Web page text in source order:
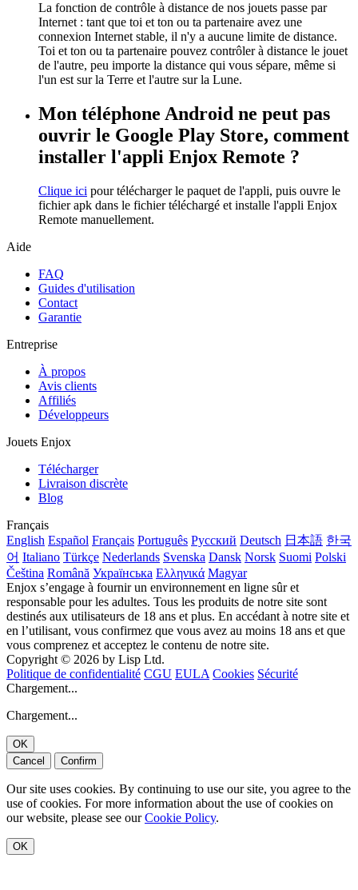
La fonction de contrôle à distance de nos jouets passe par
Internet : tant que toi et ton ou ta partenaire avez une
connexion Internet stable, il n'y a aucune limite de distance.
Toi et ton ou ta partenaire pouvez contrôler à distance le jouet
de l'autre, peu importe la distance qui vous sépare, même si
l'un est sur la Terre et l'autre sur la Lune.
Mon téléphone Android ne peut pas
ouvrir le Google Play Store, comment
installer l'appli Enjox Remote ?
Clique ici pour télécharger le paquet de l'appli, puis ouvre le
fichier apk dans le fichier téléchargé et installe l'appli Enjox
Remote manuellement.
Aide
FAQ
Guides d'utilisation
Contact
Garantie
Entreprise
À propos
Avis clients
Affiliés
Développeurs
Jouets Enjox
Télécharger
Livraison discrète
Blog
Français
English Español Français Português Русский Deutsch 日本語 한국
어 Italiano Türkçe Nederlands Svenska Dansk Norsk Suomi Polski
Čeština Română Українська Ελληνικά Magyar
Enjox s’engage à fournir un environnement en ligne sûr et
responsable pour les adultes. Tous les produits de notre site sont
destinés aux utilisateurs de 18 ans et plus. En accédant à notre site et
en l’utilisant, vous confirmez que vous avez au moins 18 ans et que
vous comprenez et acceptez le contenu de notre site.
Copyright © 2026 by Lisp Ltd.
Politique de confidentialité CGU EULA Cookies Sécurité
Chargement...
Chargement...
OK
Cancel
Confirm
Our site uses cookies. By continuing to use our site, you agree to the
use of cookies. For more information about the use of cookies on
our website, please see ourCookie Policy.
OK